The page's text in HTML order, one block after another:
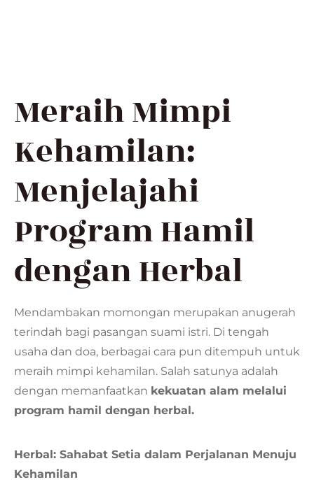
Meraih Mimpi
Kehamilan:
Menjelajahi
Program Hamil
dengan Herbal
Mendambakan momongan merupakan anugerah
terindah bagi pasangan suami istri. Di tengah
usaha dan doa, berbagai cara pun ditempuh untuk
meraih mimpi kehamilan. Salah satunya adalah
dengan memanfaatkan kekuatan alam melalui
program hamil dengan herbal.
Herbal: Sahabat Setia dalam Perjalanan Menuju
Kehamilan